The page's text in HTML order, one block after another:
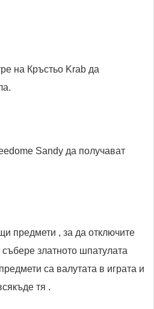
на Кръстьо Krab да
Sandy да получават
предмети , за да отключите
златното шпатулата
са валутата в играта и
тя .